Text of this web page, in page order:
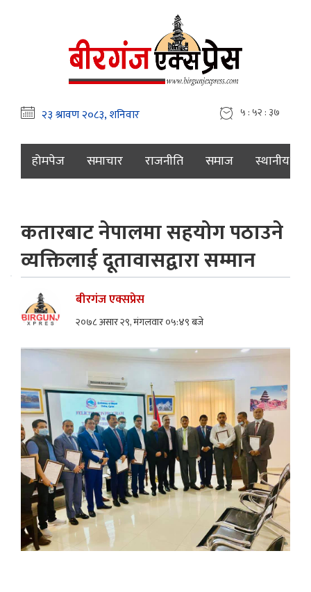
५ : ५२ : ३९
होमपेज समाचार राजनीति समाज स्थानीय
कतारबाट नेपालमा सहयोग पठाउने
व्यक्तिलाई दूतावासद्वारा सम्मान
बीरगंज एक्सप्रेस
२०७८ असार २९, मंगलवार ०५:४९ बजे